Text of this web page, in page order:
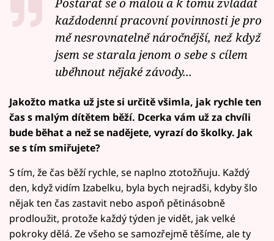
každodenní pracovní povinnosti je pro
mě nesrovnatelně náročnější, než když
jsem se starala jenom o sebe s cílem
uběhnout nějaké závody...
Jakožto matka už jste si určitě všimla, jak rychle ten
čas s malým dítětem běží. Dcerka vám už za chvíli
bude běhat a než se nadějete, vyrazí do školky. Jak
se s tím smiřujete?
S tím, že čas běží rychle, se naplno ztotožňuju. Každý
den, když vidím Izabelku, byla bych nejradši, kdyby šlo
nějak ten čas zastavit nebo aspoň pětinásobně
prodloužit, protože každý týden je vidět, jak velké
pokroky dělá. Ze všeho se samozřejmě těšíme, ale ty